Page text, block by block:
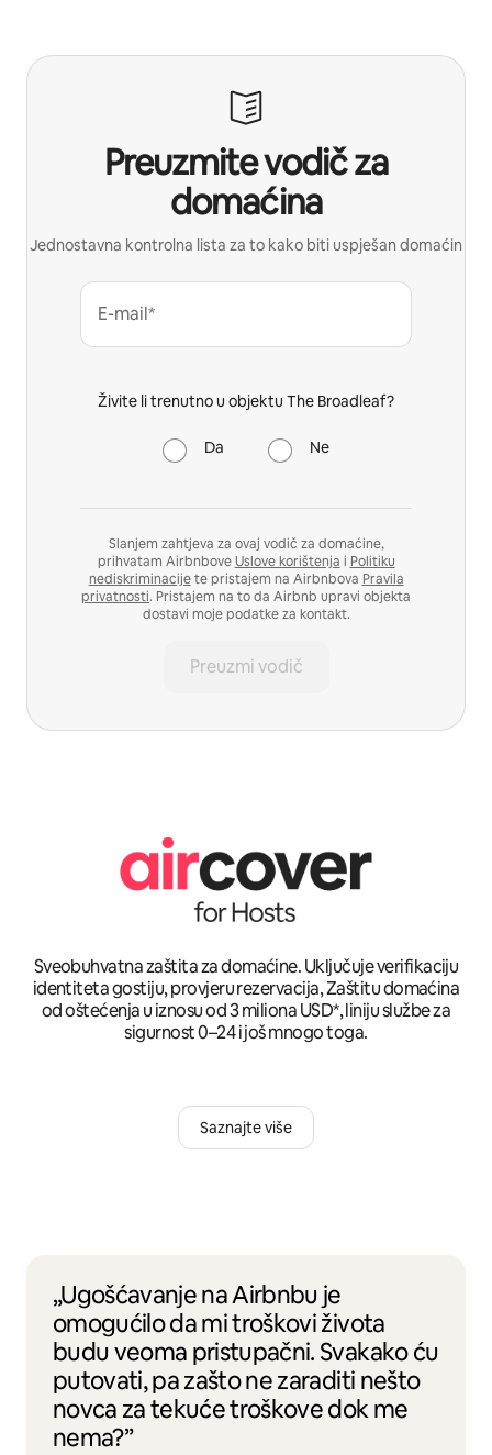
Preuzmite vodič za
domaćina
Jednostavna kontrolna lista za to kako biti uspješan domaćin
E-mail*
Živite li trenutno u objektu The Broadleaf?
Da Ne
Slanjem zahtjeva za ovaj vodič za domaćine,
prihvatam AirbnboveUslove korištenja i Politiku
nediskriminacijete pristajem na Airbnbova Pravila
privatnosti. Pristajem na to da Airbnb upravi objekta
dostavi moje podatke za kontakt.
Preuzmi vodič
Sveobuhvatna zaštita za domaćine. Uključuje verifikaciju
identiteta gostiju, provjeru rezervacija, Zaštitu domaćina
od oštećenja u iznosu od 3 miliona USD*, liniju službe za
sigurnost 0–24 i još mnogo toga.
Saznajte više
„Ugošćavanje na Airbnbu je
omogućilo da mi troškovi života
budu veoma pristupačni. Svakako ću
putovati, pa zašto ne zaraditi nešto
novca za tekuće troškove dok me
nema?”